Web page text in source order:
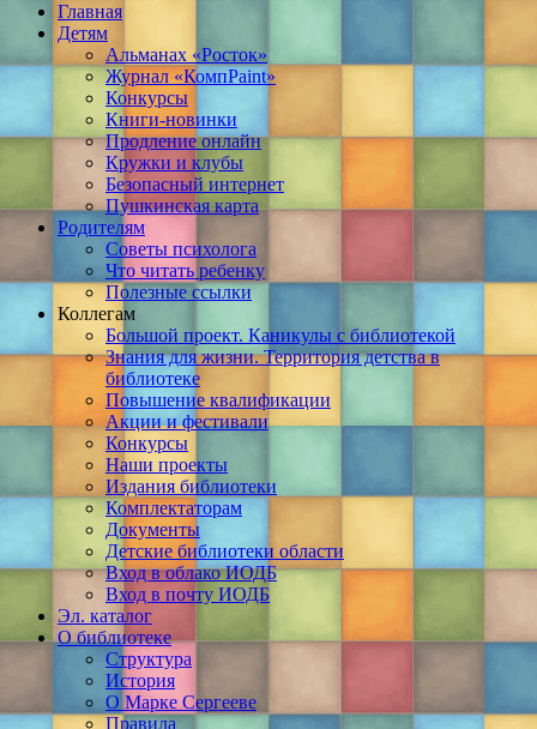
Главная
Детям
Альманах «Росток»
Журнал «КомпPaint»
Конкурсы
Книги-новинки
Продление онлайн
Кружки и клубы
Безопасный интернет
Пушкинская карта
Родителям
Советы психолога
Что читать ребенку
Полезные ссылки
Коллегам
Большой проект. Каникулы с библиотекой
Знания для жизни. Территория детства в
библиотеке
Повышение квалификации
Акции и фестивали
Конкурсы
Наши проекты
Издания библиотеки
Комплектаторам
Документы
Детские библиотеки области
Вход в облако ИОДБ
Вход в почту ИОДБ
Эл. каталог
О библиотеке
Структура
История
О Марке Сергееве
Правила